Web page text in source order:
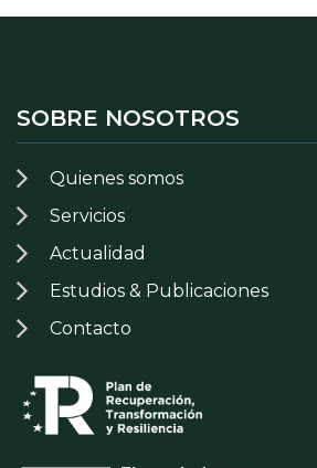
SOBRE NOSOTROS
Quienes somos
Servicios
Actualidad
Estudios & Publicaciones
Contacto